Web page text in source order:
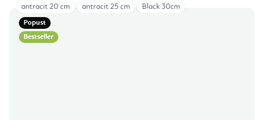
Popust
Bestseller
antracit 20 cm antracit 25 cm Black 30cm